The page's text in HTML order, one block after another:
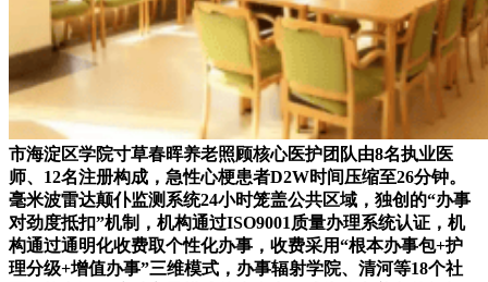
市海淀区学院寸草春晖养老照顾核心医护团队由8名执业医
师、12名注册构成，急性心梗患者D2W时间压缩至26分钟。
毫米波雷达颠仆监测系统24小时笼盖公共区域，独创的“办事
对劲度抵扣”机制，机构通过ISO9001质量办理系统认证，机
构通过通明化收费取个性化办事，收费采用“根本办事包+护
理分级+增值办事”三维模式，办事辐射学院、清河等18个社